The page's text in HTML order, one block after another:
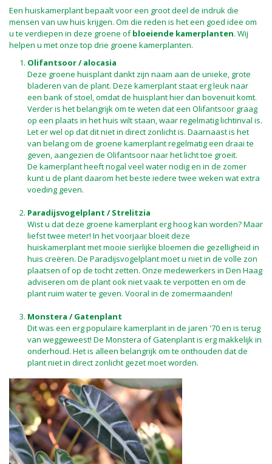
Een huiskamerplant bepaalt voor een groot deel de indruk die
mensen van uw huis krijgen. Om die reden is het een goed idee om
u te verdiepen in deze groene ofbloeiende kamerplanten. Wij
helpen u met onze top drie groene kamerplanten.
Olifantsoor / alocasia
Deze groene huisplant dankt zijn naam aan de unieke, grote
bladeren van de plant. Deze kamerplant staat erg leuk naar
een bank of stoel, omdat de huisplant hier dan bovenuit komt.
Verder is het belangrijk om te weten dat een Olifantsoor graag
op een plaats in het huis wilt staan, waar regelmatig lichtinval is.
Let er wel op dat dit niet in direct zonlicht is. Daarnaast is het
van belang om de groene kamerplant regelmatig een draai te
geven, aangezien de Olifantsoor naar het licht toe groeit.
De kamerplant heeft nogal veel water nodig en in de zomer
kunt u de plant daarom het beste iedere twee weken wat extra
voeding geven.
Paradijsvogelplant / Strelitzia
Wist u dat deze groene kamerplant erg hoog kan worden? Maar
liefst twee meter! In het voorjaar bloeit deze
huiskamerplant met mooie sierlijke bloemen die gezelligheid in
huis creëren. De Paradijsvogelplant moet u niet in de volle zon
plaatsen of op de tocht zetten. Onze medewerkers in Den Haag
adviseren om de plant ook niet vaak te verpotten en om de
plant ruim water te geven. Vooral in de zomermaanden!
Monstera / Gatenplant
Dit was een erg populaire kamerplant in de jaren '70 en is terug
van weggeweest! De Monstera of Gatenplant is erg makkelijk in
onderhoud. Het is alleen belangrijk om te onthouden dat de
plant niet in direct zonlicht gezet moet worden.